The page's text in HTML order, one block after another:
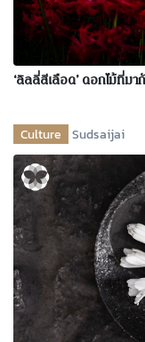
‘ลิลลี่สีเลือด’ ดอกไม้ที่ม
Culture Sudsaijai